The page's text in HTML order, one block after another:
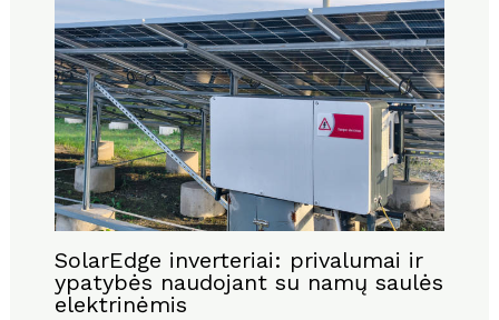
SolarEdge inverteriai: privalumai ir
ypatybės naudojant su namų saulės
elektrinėmis